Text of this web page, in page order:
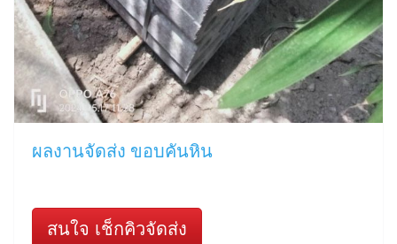
ผลงานจัดส่ง ขอบคันหิน
สนใจ เช็กคิวจัดส่ง